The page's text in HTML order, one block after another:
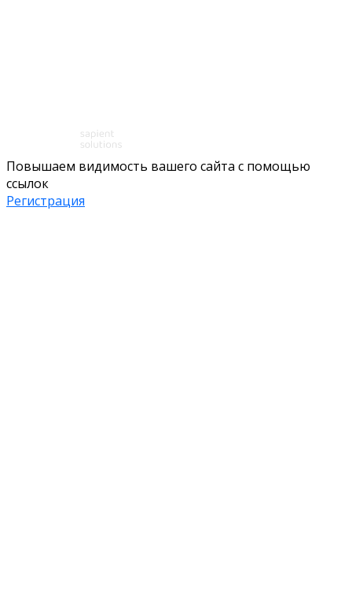
Повышаем видимость вашего сайта с помощью
ссылок
Регистрация